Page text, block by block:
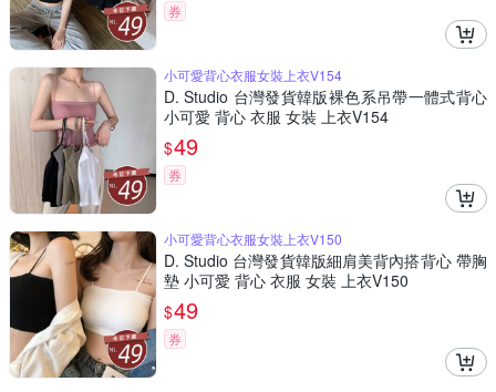
券
小可愛背心衣服女裝上衣V154
D. Studio 台灣發貨韓版裸色系吊帶一體式背心
小可愛 背心 衣服 女裝 上衣V154
$49
券
小可愛背心衣服女裝上衣V150
D. Studio 台灣發貨韓版細肩美背內搭背心 帶胸
墊 小可愛 背心 衣服 女裝 上衣V150
$49
券